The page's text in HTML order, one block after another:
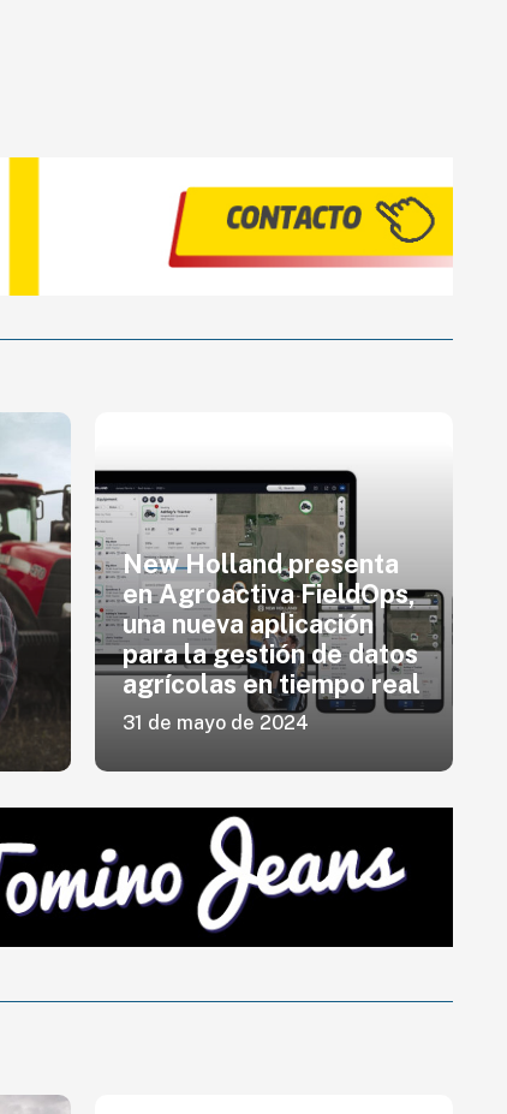
New Holland presenta
en Agroactiva FieldOps,
una nueva aplicación
para la gestión de datos
agrícolas en tiempo real
31 de mayo de 2024